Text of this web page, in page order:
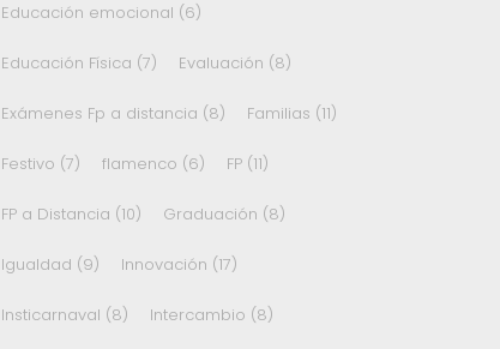
Educación emocional (6)
Educación Física (7) Evaluación (8)
Exámenes Fp a distancia (8) Familias (11)
Festivo (7) flamenco (6) FP(11)
FP a Distancia (10) Graduación (8)
Igualdad (9) Innovación (17)
Insticarnaval (8) Intercambio (8)